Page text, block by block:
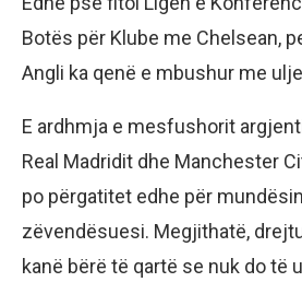
Botës për Klube me Chelsean,
Angli ka qenë e mbushur me
E ardhmja e mesfushorit
Real Madridit dhe Manchester
po përgatitet edhe për
zëvendësuesi. Megjithatë,
kanë bërë të qartë se nuk do të